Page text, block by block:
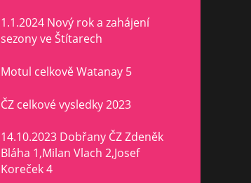
1.1.2024 Nový rok a zahájení
sezony ve Štítarech
Motul celkově Watanay 5
ČZ celkové vysledky 2023
14.10.2023 Dobřany ČZ Zdeněk
Bláha 1,Milan Vlach 2,Josef
Koreček 4